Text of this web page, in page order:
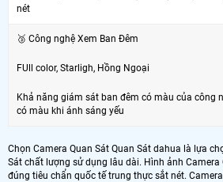
nét
🥉 Công nghệ Xem Ban Đêm
FUll color, Starligh, Hồng Ngoại
Khả năng giám sát ban đêm có màu của công
có màu khi ánh sáng yếu
Chọn Camera Quan Sát Quan Sát dahua là lựa
Sát chất lượng sử dụng lâu dài. Hình ảnh Camera
đúng tiêu chẩn quốc tế trung thực sắt nét.